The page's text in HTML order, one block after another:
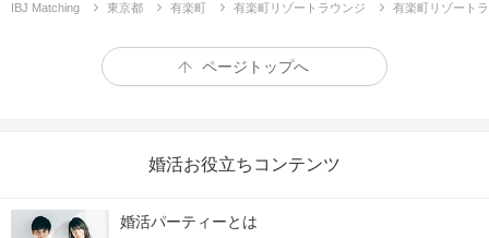
IBJ Matching 東京都 有楽町 有楽町リゾートラウンジ 有楽町リゾート
ページトップへ
婚活お役立ちコンテンツ
婚活パーティーとは